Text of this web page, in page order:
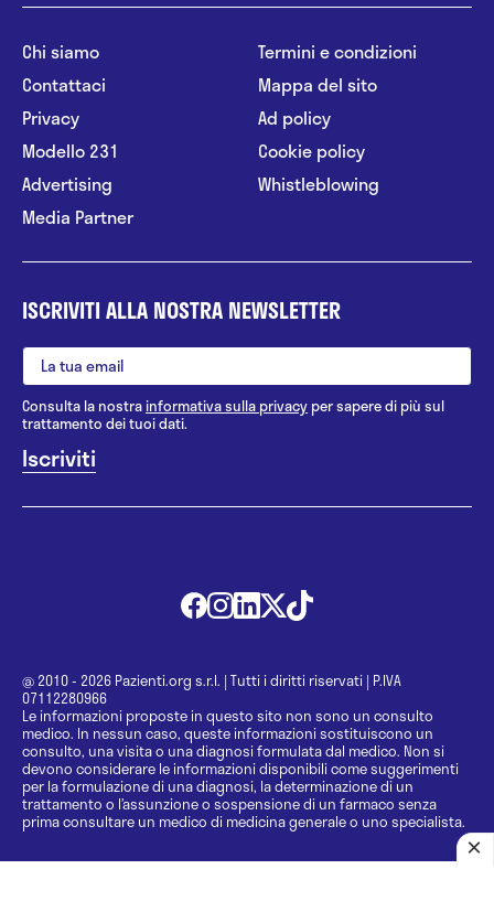
Chi siamo
Contattaci
Privacy
Modello 231
Advertising
Media Partner
Termini e condizioni
Mappa del sito
Ad policy
Cookie policy
Whistleblowing
ISCRIVITI ALLA NOSTRA NEWSLETTER
Consulta la nostrainformativa sulla privacy per sapere di più sul
trattamento dei tuoi dati.
@ 2010 - 2026 Pazienti.org s.r.l. | Tutti i diritti riservati | P.IVA
07112280966
Le informazioni proposte in questo sito non sono un consulto
medico. In nessun caso, queste informazioni sostituiscono un
consulto, una visita o una diagnosi formulata dal medico. Non si
devono considerare le informazioni disponibili come suggerimenti
per la formulazione di una diagnosi, la determinazione di un
trattamento o l’assunzione o sospensione di un farmaco senza
prima consultare un medico di medicina generale o uno specialista.